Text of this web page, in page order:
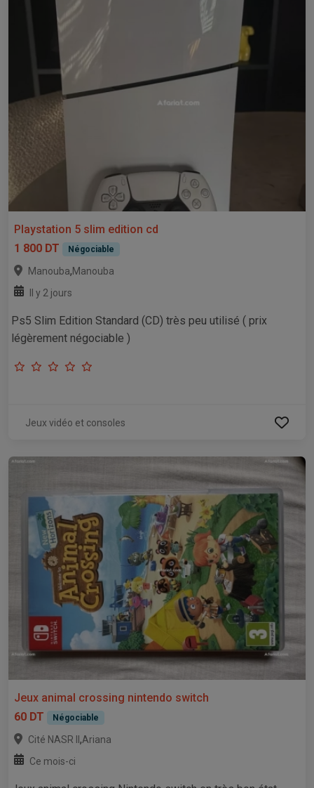
Playstation 5 slim edition cd
1 800 DT
Négociable
Manouba,Manouba
Il y 2 jours
Ps5 Slim Edition Standard (CD) très peu utilisé ( prix
légèrement négociable )
Jeux vidéo et consoles
Jeux animal crossing nintendo switch
60 DT
Négociable
Cité NASR II ,Ariana
Ce mois-ci